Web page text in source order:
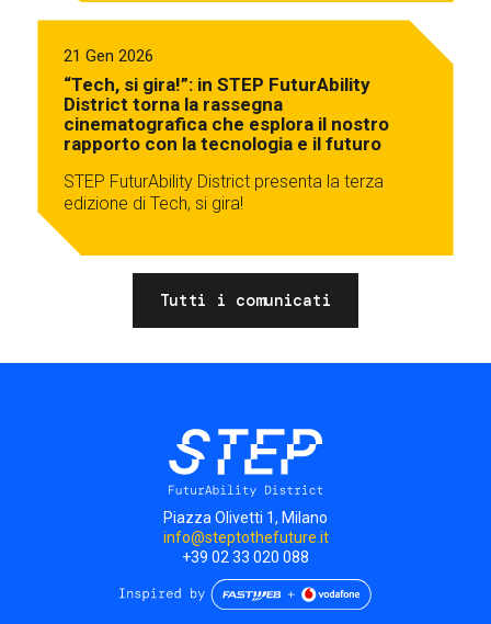
21 Gen 2026
“Tech, si gira!”: in STEP FuturAbility
District torna la rassegna
cinematografica che esplora il nostro
rapporto con la tecnologia e il futuro
STEP FuturAbility District presenta la terza
edizione di Tech, si gira!
Tutti i comunicati
Piazza Olivetti 1, Milano
info@steptothefuture.it
+39 02 33 020 088